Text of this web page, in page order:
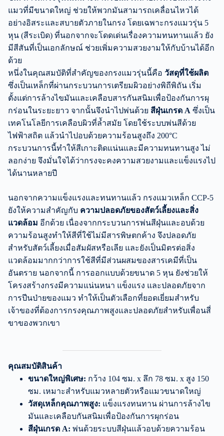
แมวที่มีขนาดใหญ่ ช่วยให้พวกมันสามารถเคลื่อนไหวได้
อย่างอิสระและสบายตัวภายในกรง โดยเฉพาะกรงแมวรุ่น 5
หุน (สีระเบิด) ที่นอกจากจะโดดเด่นเรื่องความทนทานแล้ว ยัง
มีสีสันที่เป็นเอกลักษณ์ ช่วยเพิ่มความสวยงามให้กับบ้านได้อีก
ด้วย
หนึ่งในคุณสมบัติที่สำคัญของกรงแมวรุ่นนี้คือ วัสดุที่ใช้ผลิต
ซึ่งเป็นเหล็กที่ผ่านกระบวนการเตรียมผิวอย่างพิถีพิถัน เริ่ม
ตั้งแต่การล้างไขมันและเคลือบสารกันสนิมเพื่อป้องกันการผุ
กร่อนในระยะยาว จากนั้นจึงนำไปพ่นด้วย สีฝุ่นเกรด A ซึ่งเป็น
เทคโนโลยีการเคลือบผิวที่ล้ำสมัย โดยใช้ระบบพ่นสีด้วย
ไฟฟ้าสถิต แล้วนำไปอบด้วยความร้อนสูงถึง 200°C
กระบวนการนี้ทำให้สีเกาะติดแน่นและมีความทนทานสูง ไม่
ลอกง่าย จึงมั่นใจได้ว่ากรงจะคงความสวยงามและแข็งแรงไป
ได้นานหลายปี
นอกจากความแข็งแรงและทนทานแล้ว กรงแมวเหล็ก CCP-5
ยังให้ความสำคัญกับ ความปลอดภัยของสัตว์เลี้ยงและสิ่ง
แวดล้อม อีกด้วย เนื่องจากกระบวนการพ่นสีฝุ่นและอบด้วย
ความร้อนสูงทำให้สีที่ใช้ไม่มีสารพิษตกค้าง จึงปลอดภัย
สำหรับสัตว์เลี้ยงเมื่อสัมผัสหรือเลีย และยังเป็นมิตรต่อสิ่ง
แวดล้อมมากกว่าการใช้สีที่มีส่วนผสมของสารเคมีที่เป็น
อันตราย นอกจากนี้ การออกแบบด้วยขนาด 5 หุน ยังช่วยให้
โครงสร้างกรงมีความแน่นหนา แข็งแรง และปลอดภัยจาก
การปีนป่ายของแมว ทำให้เป็นตัวเลือกที่ยอดเยี่ยมสำหรับ
เจ้าของที่ต้องการกรงคุณภาพสูงและปลอดภัยสำหรับเพื่อนสี่
ขาของพวกเขา
คุณสมบัติสินค้า
ขนาดใหญ่พิเศษ: กว้าง 104 ซม. x ลึก 78 ซม. x สูง 150
ซม. เหมาะสำหรับแมวหลายตัวหรือแมวขนาดใหญ่
วัสดุเหล็กคุณภาพสูง: แข็งแรงทนทาน ผ่านการล้างไข
มันและเคลือบกันสนิมเพื่อป้องกันการผุกร่อน
สีฝุ่นเกรด A: พ่นด้วยระบบสีฝุ่นแล้วอบด้วยความร้อน